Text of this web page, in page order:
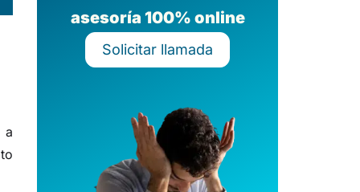
a
asesoría 100% online
Solicitar llamada